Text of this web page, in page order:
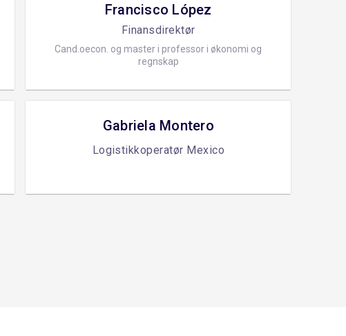
Francisco López
Finansdirektør
Cand.oecon. og master i professor i økonomi og
regnskap
Gabriela Montero
Logistikkoperatør Mexico